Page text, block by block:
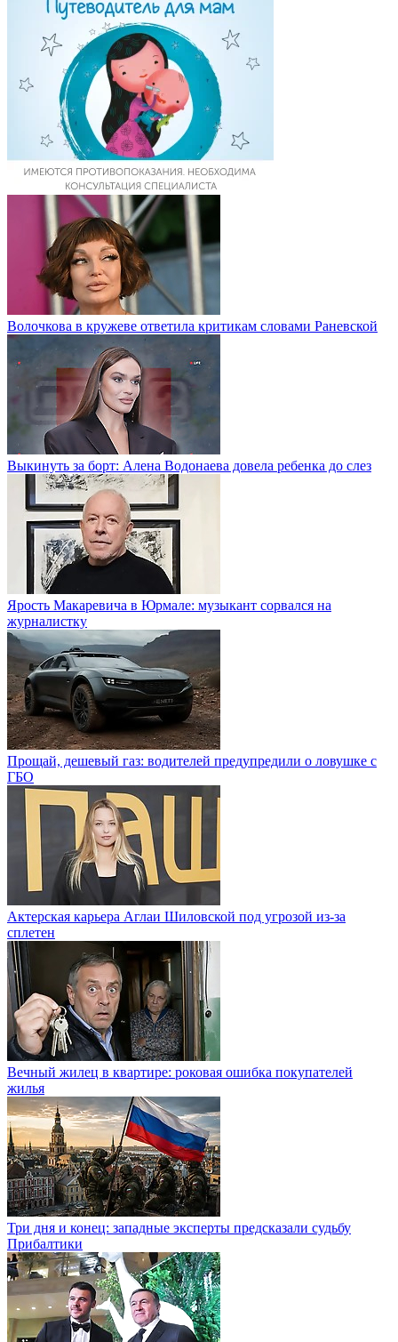
Волочкова в кружеве ответила критикам словами Раневской
Выкинуть за борт: Алена Водонаева довела ребенка до слез
Ярость Макаревича в Юрмале: музыкант сорвался на
журналистку
Прощай, дешевый газ: водителей предупредили о ловушке с
ГБО
Актерская карьера Аглаи Шиловской под угрозой из-за
сплетен
Вечный жилец в квартире: роковая ошибка покупателей
жилья
Три дня и конец: западные эксперты предсказали судьбу
Прибалтики